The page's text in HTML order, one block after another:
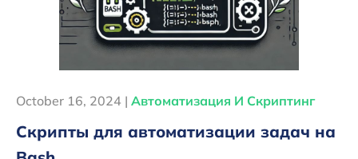
October 16, 2024 | Автоматизация И Скриптинг
Скрипты для автоматизации задач на